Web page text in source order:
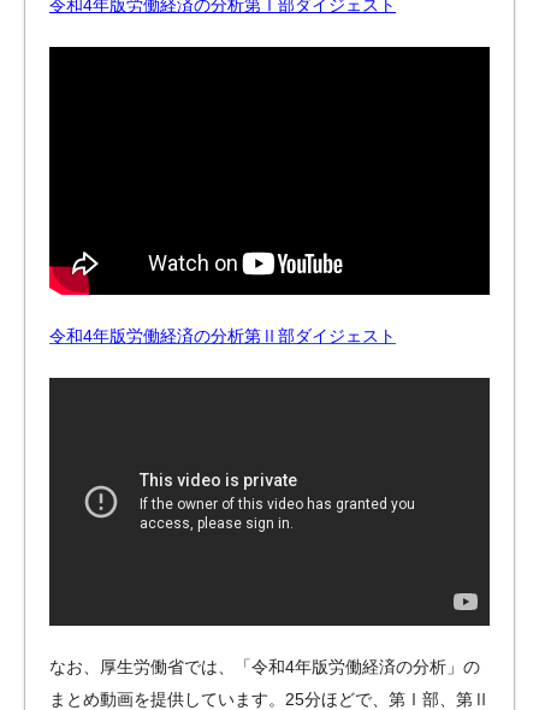
令和4年版労働経済の分析第Ⅰ部ダイジェスト
令和4年版労働経済の分析第Ⅱ部ダイジェスト
なお、厚生労働省では、「令和4年版労働経済の分析」の
まとめ動画を提供しています。25分ほどで、第Ⅰ部、第Ⅱ